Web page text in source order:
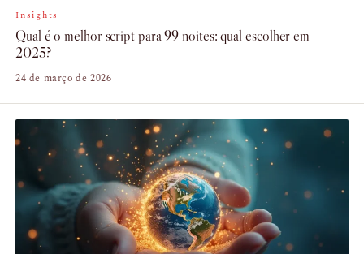
Insights
Qual é o melhor script para 99 noites: qual escolher em
2025?
24 de março de 2026